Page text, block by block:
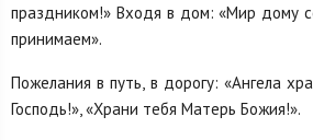
праздником!» Входя в дом: «Мир дому
принимаем».
Пожелания в путь, в дорогу: «Ангела
Господь!», «Храни тебя Матерь Божия!».